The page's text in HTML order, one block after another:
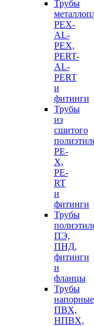
Трубы
PEX-
AL-
PEX,
PERT-
AL-
PERT
и
фитинги
Трубы
из
сшитого
PE-
X,
PE-
RT
и
фитинги
Трубы
ПЭ,
ПНД,
фитинги
и
фланцы
Трубы
напорные
ПВХ,
НПВХ,